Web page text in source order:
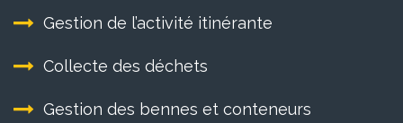
Gestion de l’activité itinérante
Collecte des déchets
Gestion des bennes et conteneurs